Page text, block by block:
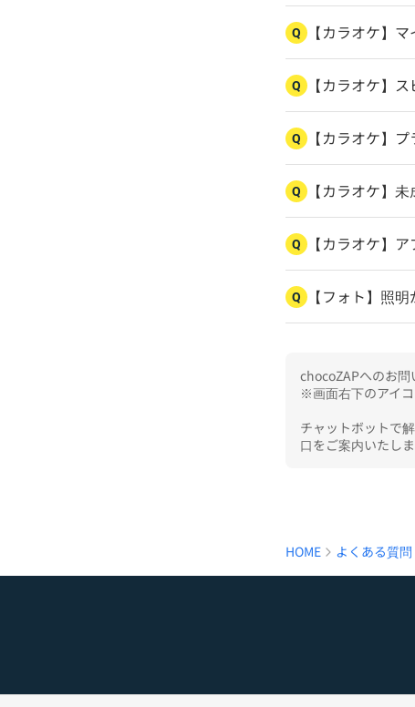
Q 【カラオケ】
Q 【カラオケ】
Q 【カラオケ】
Q 【カラオケ】
Q 【カラオケ】
Q 【フォト】照
chocoZAPへのお問
※画面右下のアイ
チャットボットで
口をご案内いたしま
HOME よくある質問